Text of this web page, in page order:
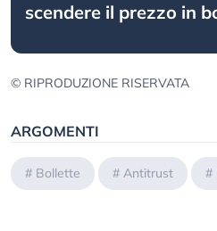
scendere il prezzo in
© RIPRODUZIONE RISERVATA
ARGOMENTI
# Bollette # Antitrust #